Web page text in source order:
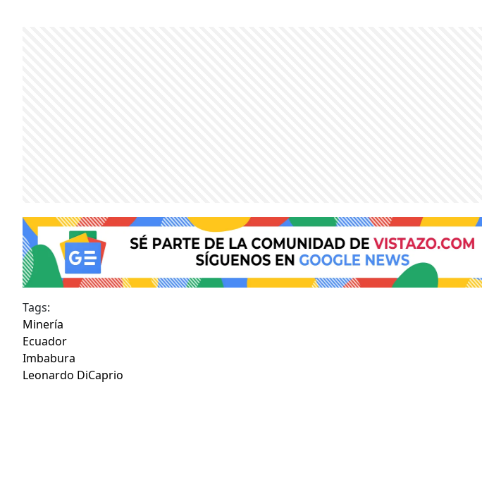
Tags:
Minería
Ecuador
Imbabura
Leonardo DiCaprio